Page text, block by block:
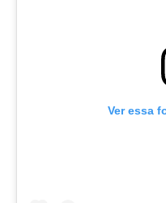
Ver essa